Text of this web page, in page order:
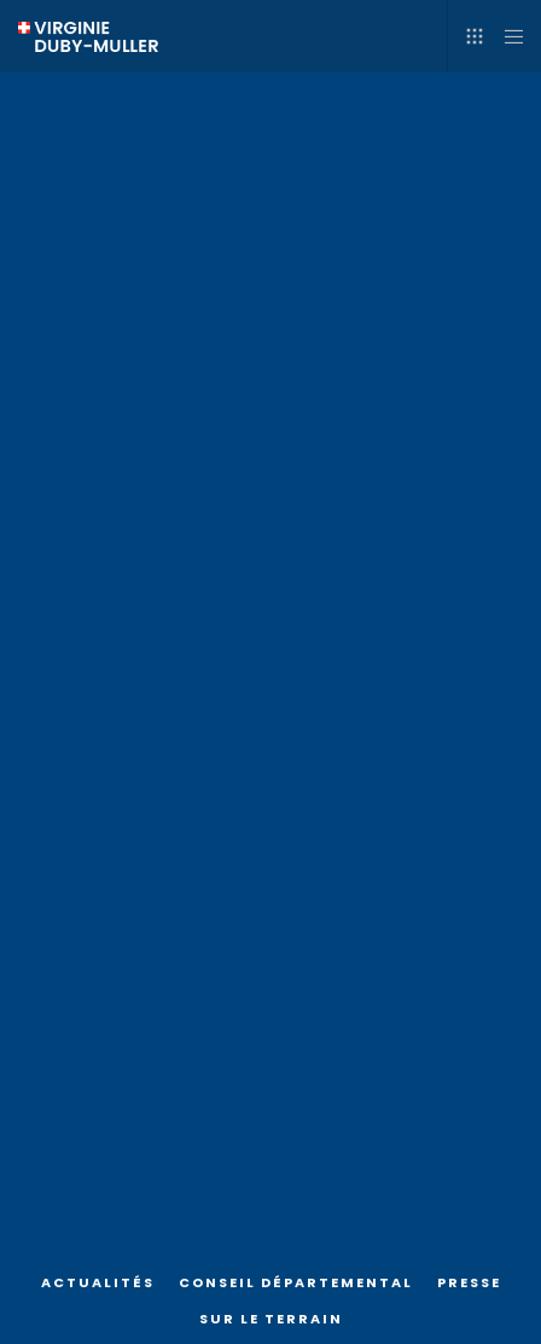
ACTUALITÉS CONSEIL DÉPARTEMENTAL
PRESSE
SUR LE TERRAIN